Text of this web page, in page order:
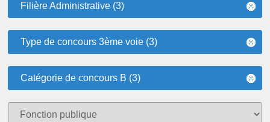
Filière Administrative (3)
Type de concours 3ème voie (3)
Catégorie de concours B (3)